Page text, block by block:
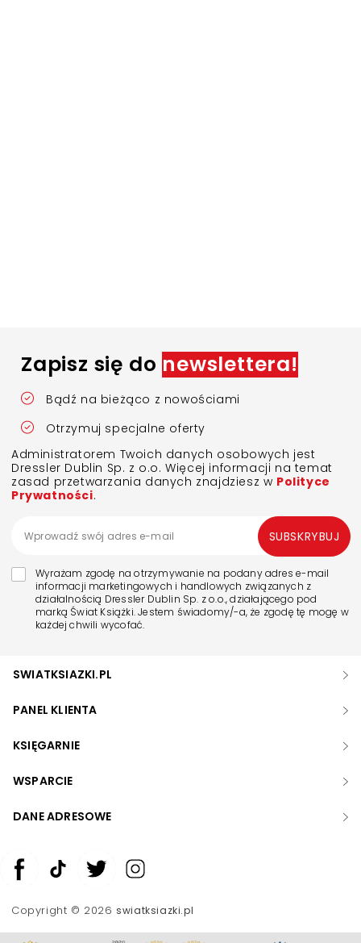
Zapisz się do newslettera!
Bądź na bieżąco z nowościami
Otrzymuj specjalne oferty
Administratorem Twoich danych osobowych jest
Dressler Dublin Sp. z o.o. Więcej informacji na temat
zasad przetwarzania danych znajdziesz w Polityce
Prywatności.
Wyrażam zgodę na otrzymywanie na podany adres e-mail
informacji marketingowych i handlowych związanych z
działalnością Dressler Dublin Sp. z o.o., działającego pod
marką Świat Książki. Jestem świadomy/-a, że zgodę tę mogę w
każdej chwili wycofać.
SUBSKRYBUJ
SWIATKSIAZKI.PL
PANEL KLIENTA
KSIĘGARNIE
WSPARCIE
DANE ADRESOWE
Copyright © 2026swiatksiazki.pl
Zwiększ rozmiar czcionki